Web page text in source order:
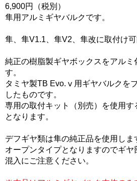
6,900円（税別）
隼用アルミギヤバルクです。
隼、隼V1.1、隼V2、隼改に取付け可
純正の樹脂製ギヤボックスをアルミ
す。
タミヤ製TB Evo.ⅴ用ギヤバルクを
したものです。
専用の取付キット（別売）を使用
となります。
デフギヤ類は隼の純正品を使用しま
オープンタイプとなりますのでギ
混入にご注意ください。